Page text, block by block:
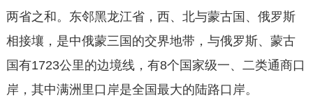
两省之和。东邻黑龙江省，西、北与蒙古国、俄罗斯
相接壤，是中俄蒙三国的交界地带，与俄罗斯、蒙古
国有1723公里的边境线，有8个国家级一、二类通商口
岸，其中满洲里口岸是全国最大的陆路口岸。